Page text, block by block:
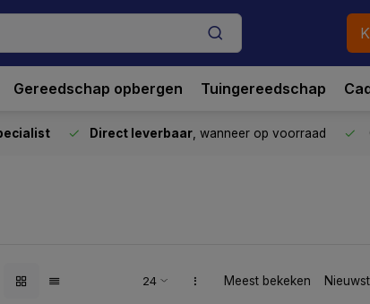
Gereedschap opbergen Tuingereedschap
Direct leverbaar , wanneer op voorraad
Meest bekeken